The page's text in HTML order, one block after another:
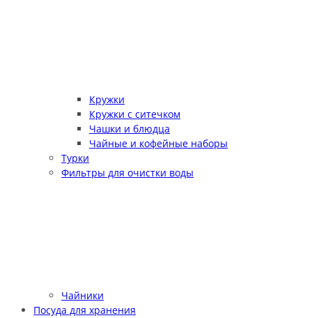
Кружки
Кружки с ситечком
Чашки и блюдца
Чайные и кофейные наборы
Турки
Фильтры для очистки воды
Чайники
Посуда для хранения